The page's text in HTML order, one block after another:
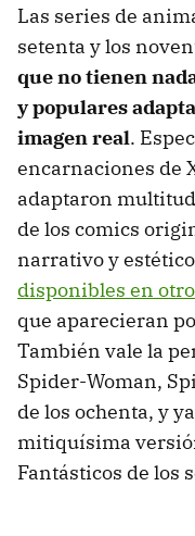
Las series de
setenta y los
que no tienen
y populares
imagen real.
encarnaciones de
adaptaron
de los comics
narrativo y
disponibles en
que aparecieran
También vale la
Spider-Woman,
de los ochenta, y
mitiquísima
Fantásticos de los